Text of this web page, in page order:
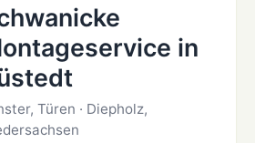
in
Türen · Diepholz,